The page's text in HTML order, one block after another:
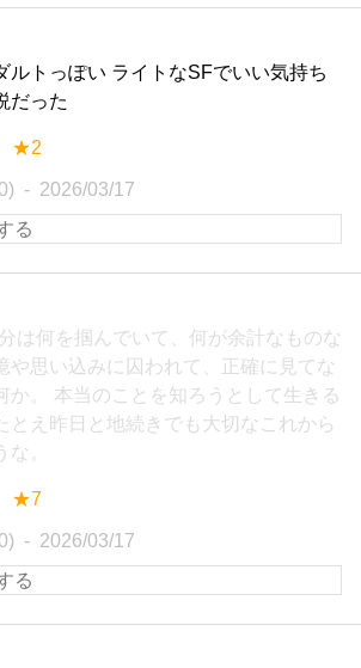
ルトっぽい ライトなSFでいい気持ち
だった
★2
2026/03/17
は何を掴んでいて、何が余計なものな
や思い込みに囚われて、正確に見てな
か。 本当のことを知ろうとして生きる
とえ昨日と地続きでも大切なこれから
な。
★7
2026/03/17